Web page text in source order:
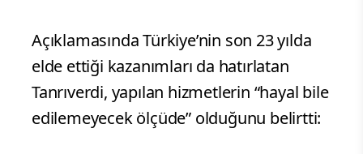
Açıklamasında Türkiye’nin son 23 yılda
elde ettiği kazanımları da hatırlatan
Tanrıverdi, yapılan hizmetlerin “hayal bile
edilemeyecek ölçüde” olduğunu belirtti: